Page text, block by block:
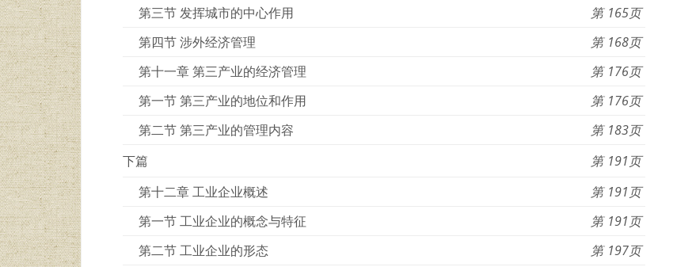
第三节 发挥城市的中心作用
165
第四节 涉外经济管理
168
第十一章 第三产业的经济管理
176
第一节 第三产业的地位和作用
176
第二节 第三产业的管理内容
183
下篇
191
第十二章 工业企业概述
191
第一节 工业企业的概念与特征
191
第二节 工业企业的形态
197